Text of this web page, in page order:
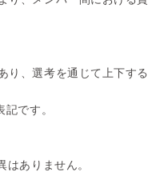
り、選考を通じて上下する
です。
ありません。